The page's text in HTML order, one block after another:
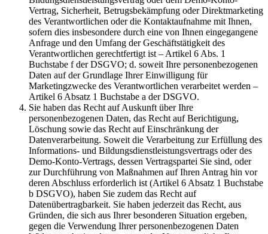
Vertrag, Sicherheit, Betrugsbekämpfung oder Direktmarketing
des Verantwortlichen oder die Kontaktaufnahme mit Ihnen,
sofern dies insbesondere durch eine von Ihnen eingegangene
Anfrage und den Umfang der Geschäftstätigkeit des
Verantwortlichen gerechtfertigt ist – Artikel 6 Abs. 1
Buchstabe f der DSGVO; d. soweit Ihre personenbezogenen
Daten auf der Grundlage Ihrer Einwilligung für
Marketingzwecke des Verantwortlichen verarbeitet werden –
Artikel 6 Absatz 1 Buchstabe a der DSGVO.
Sie haben das Recht auf Auskunft über Ihre
personenbezogenen Daten, das Recht auf Berichtigung,
Löschung sowie das Recht auf Einschränkung der
Datenverarbeitung. Soweit die Verarbeitung zur Erfüllung des
Informations- und Bildungsdienstleistungsvertrags oder des
Demo-Konto-Vertrags, dessen Vertragspartei Sie sind, oder
zur Durchführung von Maßnahmen auf Ihren Antrag hin vor
deren Abschluss erforderlich ist (Artikel 6 Absatz 1 Buchstabe
b DSGVO), haben Sie zudem das Recht auf
Datenübertragbarkeit. Sie haben jederzeit das Recht, aus
Gründen, die sich aus Ihrer besonderen Situation ergeben,
gegen die Verwendung Ihrer personenbezogenen Daten